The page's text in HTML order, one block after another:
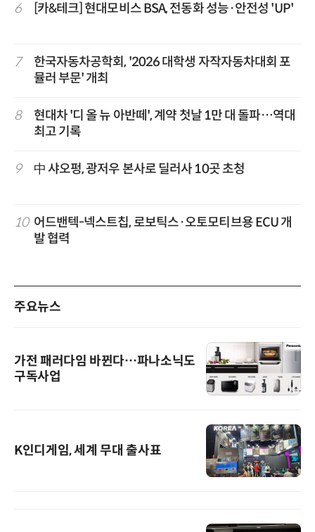
6 [카&테크] 현대모비스 BSA, 전동화 성능·안전성 'UP'
7
한국자동차공학회, '2026 대학생 자작자동차대회 포
뮬러 부문' 개최
8
현대차 '디 올 뉴 아반떼', 계약 첫날 1만 대 돌파…역대
최고 기록
9 中 샤오펑, 광저우 본사로 딜러사 10곳 초청
10 어드밴텍-넥스트칩, 로보틱스·오토모티브용 ECU 개
발 협력
주요뉴스
가전 패러다임 바뀐다…파나소닉도
구독사업
K인디게임, 세계 무대 출사표